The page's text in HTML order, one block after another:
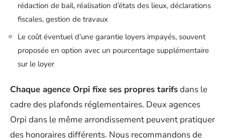
rédaction de bail, réalisation d’états des lieux, déclarations
fiscales, gestion de travaux
Le coût éventuel d’une garantie loyers impayés, souvent
proposée en option avec un pourcentage supplémentaire
sur le loyer
Chaque agence Orpi fixe ses propres tarifsdans le
cadre des plafonds réglementaires. Deux agences
Orpi dans le même arrondissement peuvent pratiquer
des honoraires différents. Nous recommandons de